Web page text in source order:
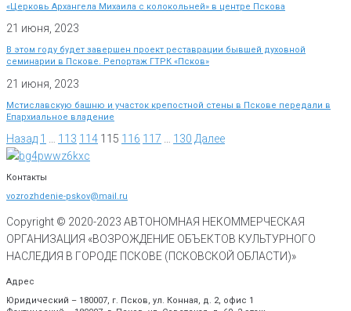
«Церковь Архангела Михаила с колокольней» в центре Пскова
21 июня, 2023
В этом году будет завершен проект реставрации бывшей духовной
семинарии в Пскове. Репортаж ГТРК «Псков»
21 июня, 2023
Мстиславскую башню и участок крепостной стены в Пскове передали в
Епархиальное владение
Назад 1 113 114 115 116 117 130 Далее
Контакты
vozrozhdenie-pskov@mail.ru
Copyright © 2020-2023 АВТОНОМНАЯ НЕКОММЕРЧЕСКАЯ
ОРГАНИЗАЦИЯ «ВОЗРОЖДЕНИЕ ОБЪЕКТОВ КУЛЬТУРНОГО
НАСЛЕДИЯ В ГОРОДЕ ПСКОВЕ (ПСКОВСКОЙ ОБЛАСТИ)»
Адрес
Юридический – 180007, г. Псков, ул. Конная, д. 2, офис 1